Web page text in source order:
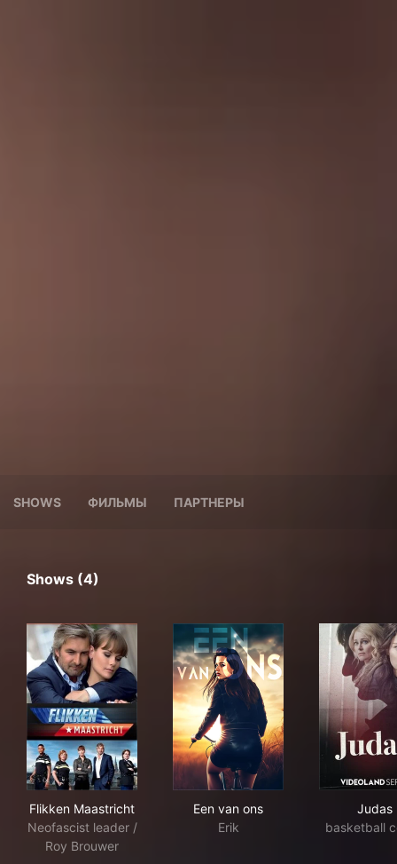
SHOWS ФИЛЬМЫ ПАРТНЕРЫ
Shows (4)
Flikken Maastricht
Neofascist leader /
Roy Brouwer
Een van ons
Erik
Judas
basketball